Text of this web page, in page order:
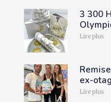
3 300
Lire plus
ex-
Lire plus